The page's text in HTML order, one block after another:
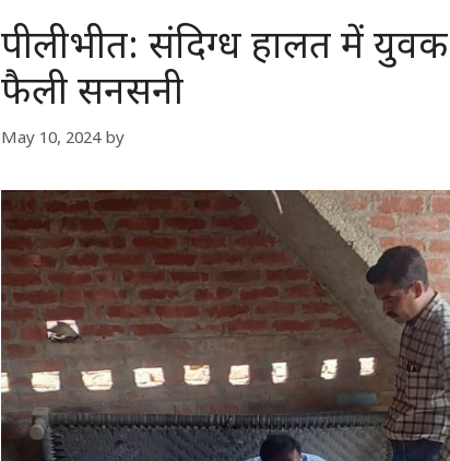
पीलीभीत: संदिग्ध हालत में
फैली सनसनी
May 10, 2024 by